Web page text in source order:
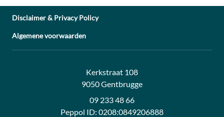
Disclaimer & Privacy Policy
Algemene voorwaarden
Contact:
Address:
Kerkstraat 108
9050 Gentbrugge
09 233 48 66
Peppol ID: 0208:0849206888